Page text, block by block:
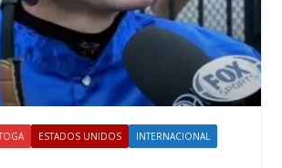
ESTADOS UNIDOS
INTERNACIONAL